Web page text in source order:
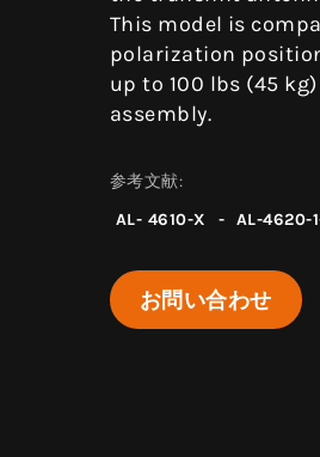
This model is
polarization
up to 100 lbs (45
assembly.
参考文献:
AL- 4610-X
- AL-4620-
お問い合わせ